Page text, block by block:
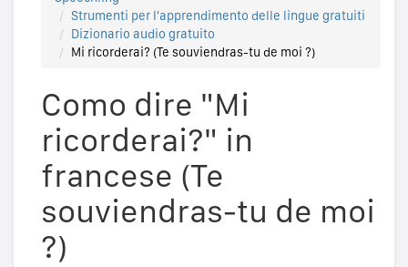
Strumenti per l'apprendimento delle lingue gratuiti
Dizionario audio gratuito
Mi ricorderai? (Te souviendras-tu de moi ?)
Como dire "Mi
ricorderai?" in
francese (Te
souviendras-tu de moi
?)